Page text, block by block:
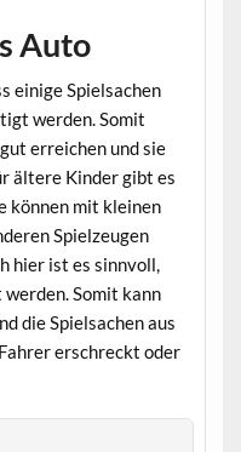
Auto
einige Spielsachen
werden. Somit
erreichen und sie
ältere Kinder gibt es
können mit kleinen
Spielzeugen
hier ist es sinnvoll,
Somit kann
die Spielsachen aus
erschreckt oder